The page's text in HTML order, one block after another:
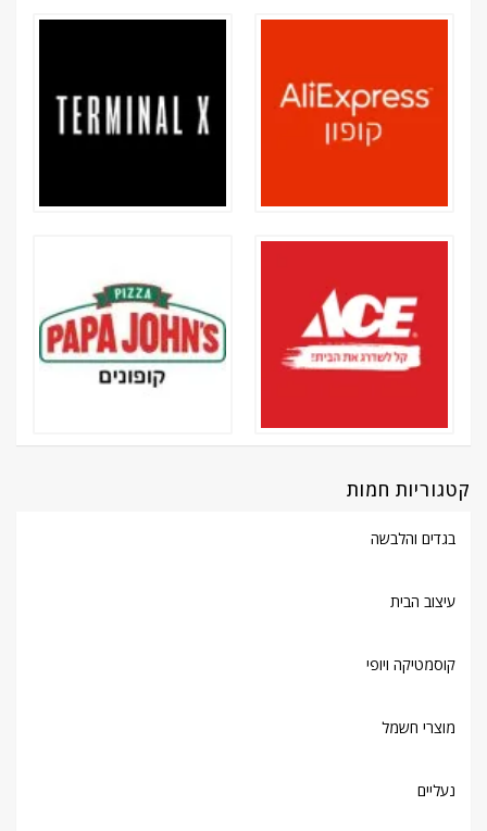
קטגוריות חמות
בגדים והלבשה
עיצוב הבית
קוסמטיקה ויופי
מוצרי חשמל
נעליים